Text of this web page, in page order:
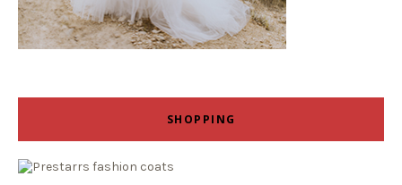
SHOPPING